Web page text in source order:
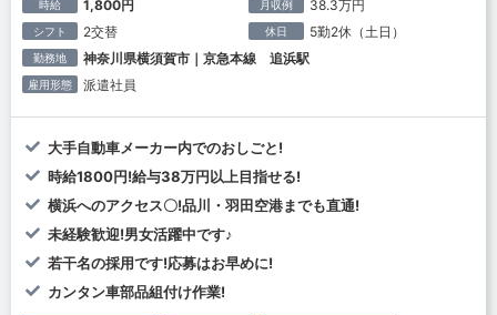
時給 1,800円 月収例 38.3万円
シフト 2交替 休日 5勤2休（土日）
勤務地 神奈川県横須賀市｜京急本線 追浜駅
雇用形態 派遣社員
大手自動車メーカー内でのおしごと!
時給1800円!給与38万円以上目指せる!
横浜へのアクセス〇!品川・羽田空港までも直通!
未経験歓迎!男女活躍中です♪
若干名の採用です!応募はお早めに!
カンタン車部品組付け作業!